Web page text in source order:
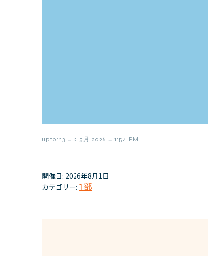
uptorn3 – 2 5月 2026 – 1:54 PM
開催日: 2026年8月1日
カテゴリー: 1部